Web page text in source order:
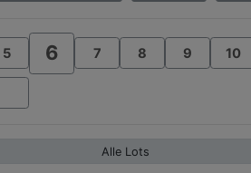
5 6 7 8 9 10
Alle Lots